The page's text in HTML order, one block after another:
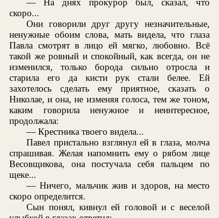
— На днях прокурор был, сказал, что
скоро...
Они говорили друг другу незначительные,
ненужные обоим слова, мать видела, что глаза
Павла смотрят в лицо ей мягко, любовно. Всё
такой же ровный и спокойный, как всегда, он не
изменился, только борода сильно отросла и
старила его да кисти рук стали белее. Ей
захотелось сделать ему приятное, сказать о
Николае, и она, не изменяя голоса, тем же тоном,
каким говорила ненужное и неинтересное,
продолжала:
— Крестника твоего видела...
Павел пристально взглянул ей в глаза, молча
спрашивая. Желая напомнить ему о рябом лице
Весовщикова, она постучала себя пальцем по
щеке...
— Ничего, мальчик жив и здоров, на место
скоро определится.
Сын понял, кивнул ей головой и с веселой